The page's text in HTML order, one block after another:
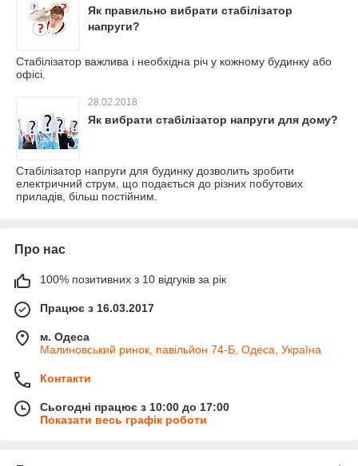
Як правильно вибрати стабілізатор
напруги?
Стабілізатор важлива і необхідна річ у кожному будинку або
офісі.
28.02.2018
Як вибрати стабілізатор напруги для дому?
Стабілізатор напруги для будинку дозволить зробити
електричний струм, що подається до різних побутових
приладів, більш постійним.
Про нас
100% позитивних з 10 відгуків за рік
Працює з 16.03.2017
м. Одеса
Малиновський ринок, павільйон 74-Б, Одеса, Україна
Контакти
Сьогодні працює з 10:00 до 17:00
Показати весь графік роботи